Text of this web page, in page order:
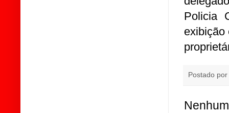
Policia
exibição
Postado por